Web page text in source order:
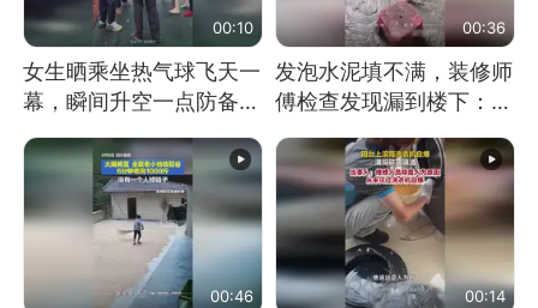
00:10
女生晒乘坐热气球飞天一
幕，瞬间升空一点防备都
00:36
发泡水泥填不满，装修师
傅检查发现漏到楼下：出
00:46 00:14